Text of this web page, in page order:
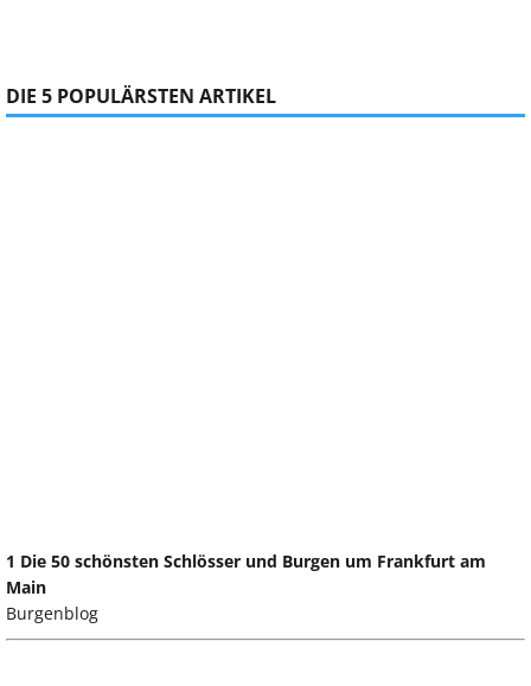
DIE 5 POPULÄRSTEN ARTIKEL
1 Die 50 schönsten Schlösser und Burgen um Frankfurt am
Main
Burgenblog